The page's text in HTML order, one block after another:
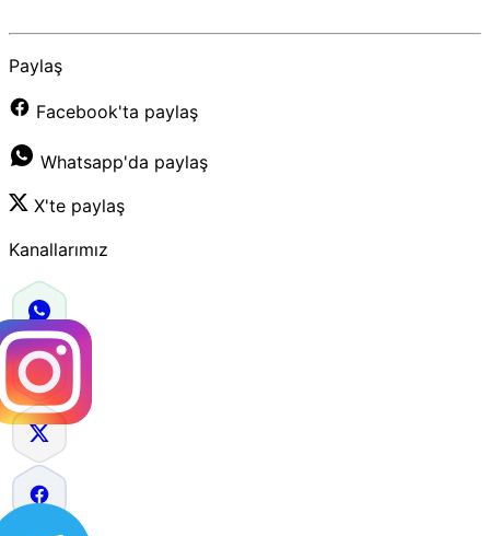
Paylaş
Facebook'ta paylaş
Whatsapp'da paylaş
X'te paylaş
Kanallarımız